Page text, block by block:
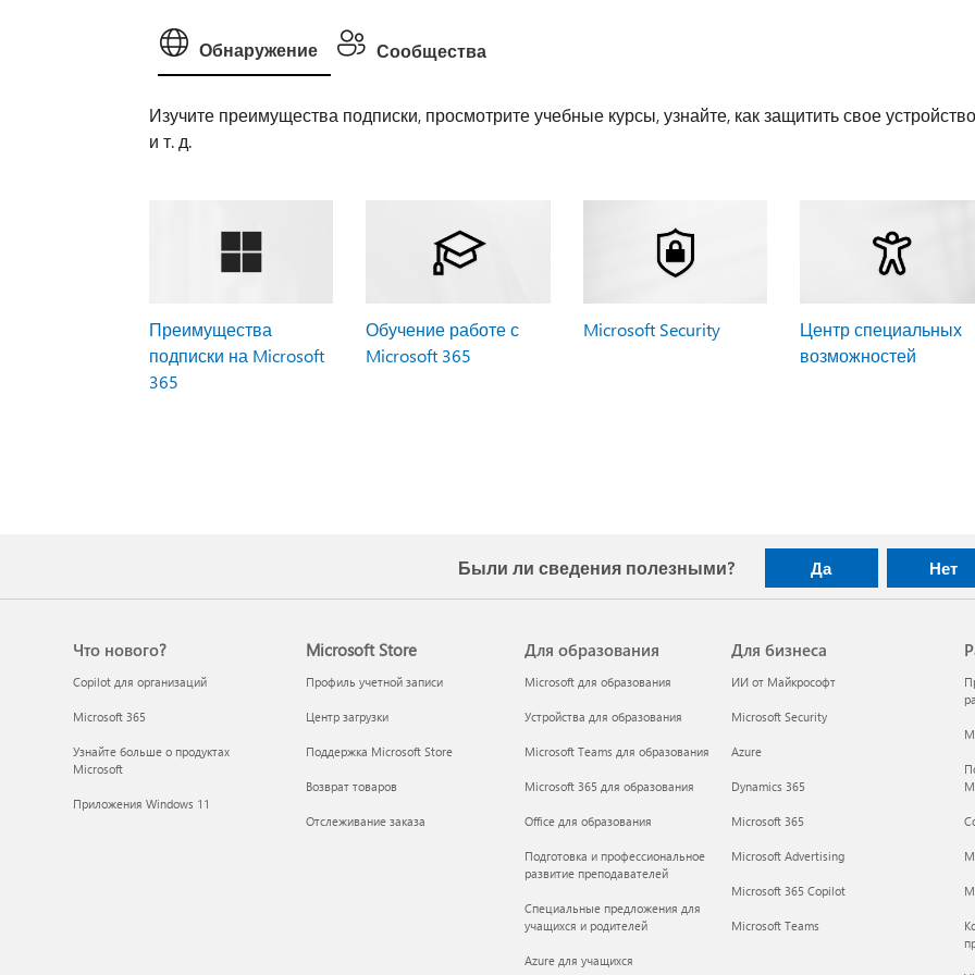
Обнаружение Сообщества
Изучите преимущества подписки, просмотрите учебные курсы, узнайте, как защитить свое устройство
и т. д.
Преимущества
подписки на Microsoft
365
Обучение работе с
Microsoft 365
Microsoft Security
Центр специальных
возможностей
Были ли сведения полезными? Да Нет
Что нового?
Copilot для организаций
Microsoft 365
Узнайте больше о продуктах
Microsoft
Приложения Windows 11
Microsoft Store
Профиль учетной записи
Центр загрузки
Поддержка Microsoft Store
Возврат товаров
Отслеживание заказа
Для образования
Microsoft для образования
Устройства для образования
Microsoft Teams для образования
Microsoft 365 для образования
Office для образования
Подготовка и профессиональное
развитие преподавателей
Специальные предложения для
учащихся и родителей
Azure для учащихся
Для бизнеса
ИИ от Майкрософт
Microsoft Security
Azure
Dynamics 365
Microsoft 365
Microsoft Advertising
Microsoft 365 Copilot
Microsoft Teams